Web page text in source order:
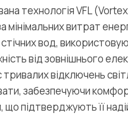
технологія VFL
мінімальних витрат
вод,
від зовнішнього
тривалих відключень
забезпечуючи комфорт
підтверджують її